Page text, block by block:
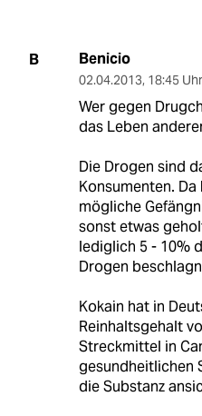
B Benicio
02.04.2013, 18:45 Uhr
Wer gegen
das Leben
Die Drogen sind
Konsumenten. Da
mögliche
sonst etwas
lediglich 5 - 10%
Drogen
Kokain hat in
Reinhaltsgehalt
Streckmittel in
gesundheitlichen
die Substanz